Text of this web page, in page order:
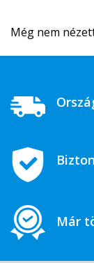
Még nem
Már